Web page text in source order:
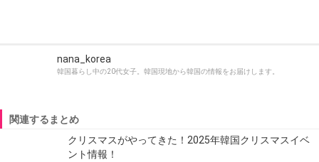
nana_korea
韓国暮らし中の20代女子。韓国現地から韓国の情報をお届けします。
関連するまとめ
クリスマスがやってきた！2025年韓国クリスマスイベ
ント情報！